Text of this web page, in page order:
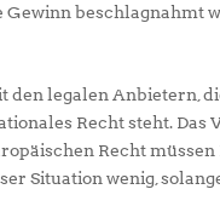
Gewinn beschlagnahmt
den legalen Anbietern,
Recht steht.
Recht
Situation wenig,